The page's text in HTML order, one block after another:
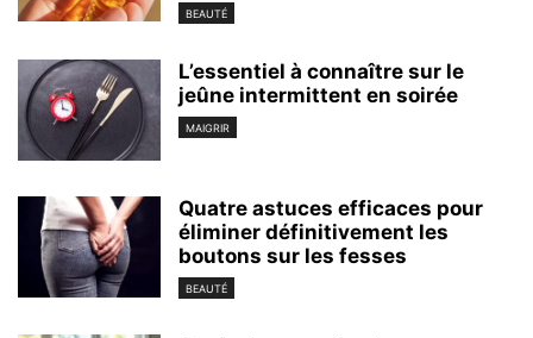
BEAUTÉ
L’essentiel à connaître sur le
jeûne intermittent en soirée
MAIGRIR
Quatre astuces efficaces pour
éliminer définitivement les
boutons sur les fesses
BEAUTÉ